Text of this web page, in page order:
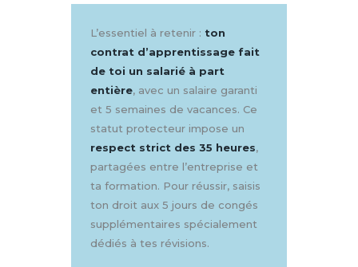
L’essentiel à retenir : ton
contrat d’apprentissage fait
de toi un salarié à part
entière, avec un salaire garanti
et 5 semaines de vacances. Ce
statut protecteur impose un
respect strict des 35 heures,
partagées entre l’entreprise et
ta formation. Pour réussir, saisis
ton droit aux 5 jours de congés
supplémentaires spécialement
dédiés à tes révisions.